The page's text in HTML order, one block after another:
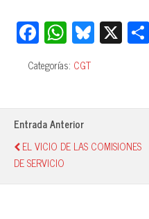
Fa
ce
bo
ok
W
ha
ts
A
pp
Bl
ue
y
X
Categorías: CGT
Entrada Anterior
EL VICIO DE LAS COMISIONES
DE SERVICIO